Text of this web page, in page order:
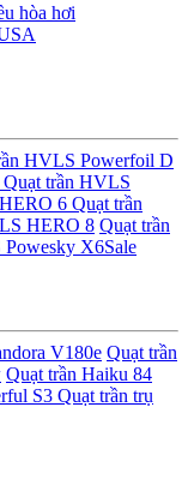
hòa hơi
HVLS Powerfoil D
Quạt trần HVLS
6 Quạt trần
HERO 8 Quạt trần
Powesky X6Sale
V180e Quạt trần
Quạt trần Haiku 84
S3 Quạt trần trụ